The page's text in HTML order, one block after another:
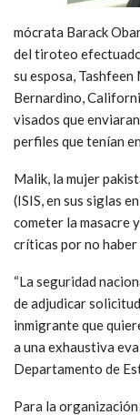
mócrata Barack
del tiroteo
su esposa, Tashfeen
Bernardino,
visados que
perfiles que tenían
Malik, la mujer
(ISIS, en sus siglas
cometer la masacre
críticas por no
“La seguridad
de adjudicar
inmigrante que
a una exhaustiva
Departamento de
Para la